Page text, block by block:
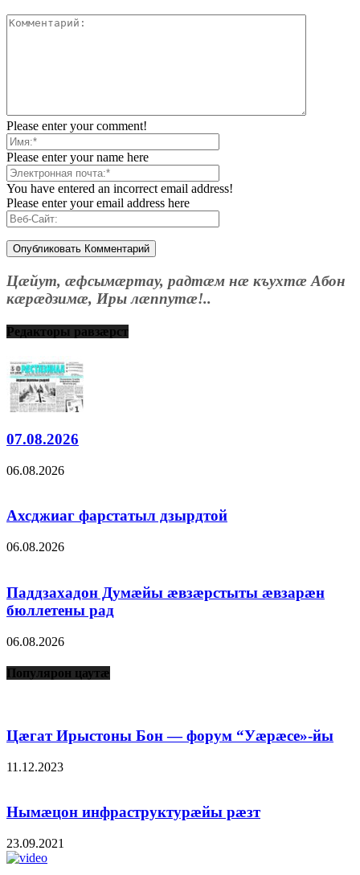
Please enter your comment!
Please enter your name here
You have entered an incorrect email address!
Please enter your email address here
Цæйут, æфсымæртау, радтæм нæ къухтæ Абон
кæрæдзимæ, Иры лæппутæ!..
Редакторы равзæрст
07.08.2026
06.08.2026
Ахсджиаг фарстатыл дзырдтой
06.08.2026
Паддзахадон Думæйы æвзæрстыты æвзарæн
бюллетены рад
06.08.2026
Популярон цаутæ
Цæгат Ирыстоны Бон — форум “Уæрæсе»-йы
11.12.2023
Нымæцон инфраструктурæйы рæзт
23.09.2021